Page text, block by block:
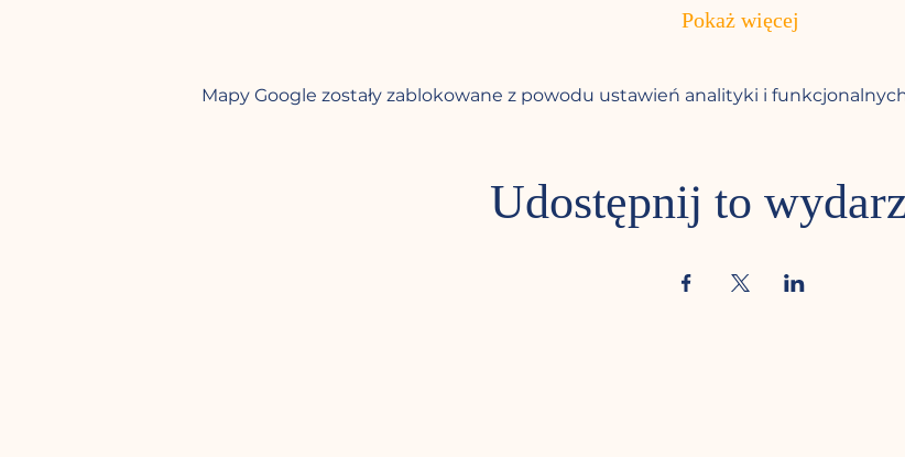
Pokaż więcej
Mapy Google zostały zablokowane z powodu ustawień analityki i
Udostępnij to